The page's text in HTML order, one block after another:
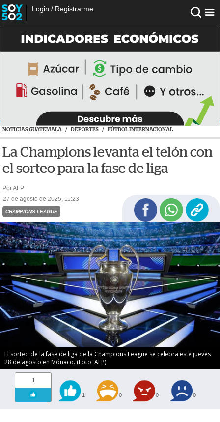
Login / Registrarme
NOTICIAS GUATEMALA / DEPORTES / FÚTBOL INTERNACIONAL
La Champions levanta el telón con
el sorteo para la fase de liga
Por AFP
27 de agosto de 2025, 11:23
CHAMPIONS LEAGUE
El sorteo de la fase de liga de la Champions League se celebra este jueves
28 de agosto en Mónaco. (Foto: AFP)
1
1 0 0 0